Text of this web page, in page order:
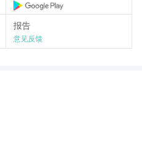
报告
意见反馈